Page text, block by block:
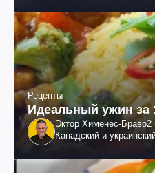
Рецепты
Идеальный ужин за
Эктор Хименес-Браво2
Канадский и